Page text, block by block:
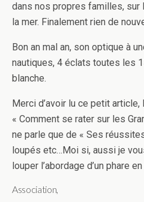
dans nos propres familles, sur
la mer. Finalement rien de
Bon an mal an, son optique à
nautiques, 4 éclats toutes les
blanche.
Merci d’avoir lu ce petit
« Comment se rater sur les
ne parle que de « Ses
loupés etc…Moi si, aussi je
louper l’abordage d’un phare en
Association,